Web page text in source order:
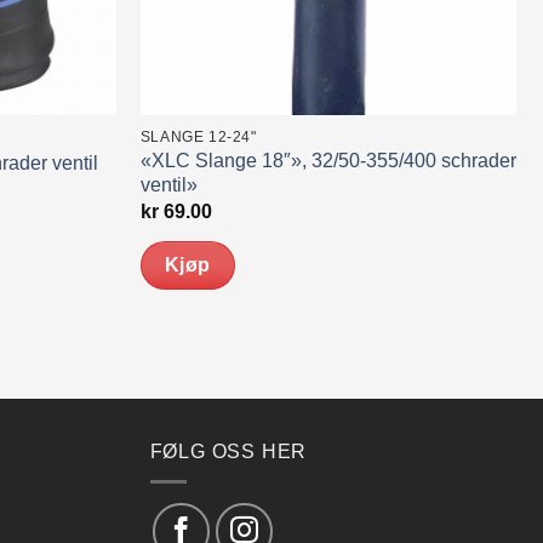
ventil
SLANGE 12-24"
«XLC Slange 18″», 32/50-355/400 schrader
ventil»
kr69.00
Kjøp
FØLG OSS HER